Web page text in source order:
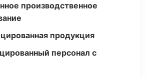
производственное
продукция
персонал с